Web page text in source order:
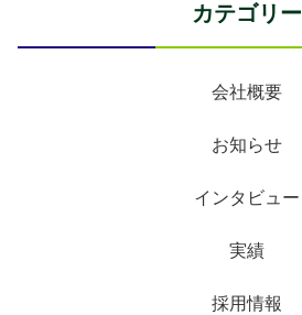
カテゴリー
会社概要
お知らせ
インタビュー
実績
採用情報